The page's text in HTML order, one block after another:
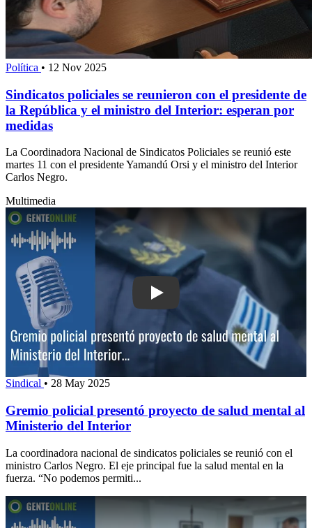
Política • 12 Nov 2025
Sindicatos policiales se reunieron con el presidente de
la República y el ministro del Interior: esperan por
medidas
La Coordinadora Nacional de Sindicatos Policiales se reunió este
martes 11 con el presidente Yamandú Orsi y el ministro del Interior
Carlos Negro.
Multimedia
Play: Gremio policial presentó
Sindical • 28 May 2025
Gremio policial presentó proyecto de salud mental al
Ministerio del Interior
La coordinadora nacional de sindicatos policiales se reunió con el
ministro Carlos Negro. El eje principal fue la salud mental en la
fuerza. “No podemos permiti...